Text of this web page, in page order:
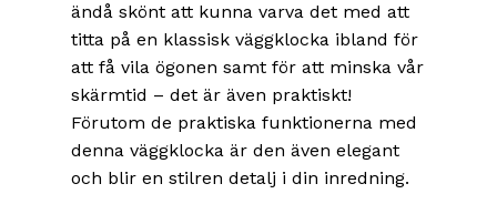
ändå skönt att kunna varva det med att
titta på en klassisk väggklocka ibland för
att få vila ögonen samt för att minska vår
skärmtid – det är även praktiskt!
Förutom de praktiska funktionerna med
denna väggklocka är den även elegant
och blir en stilren detalj i din inredning.